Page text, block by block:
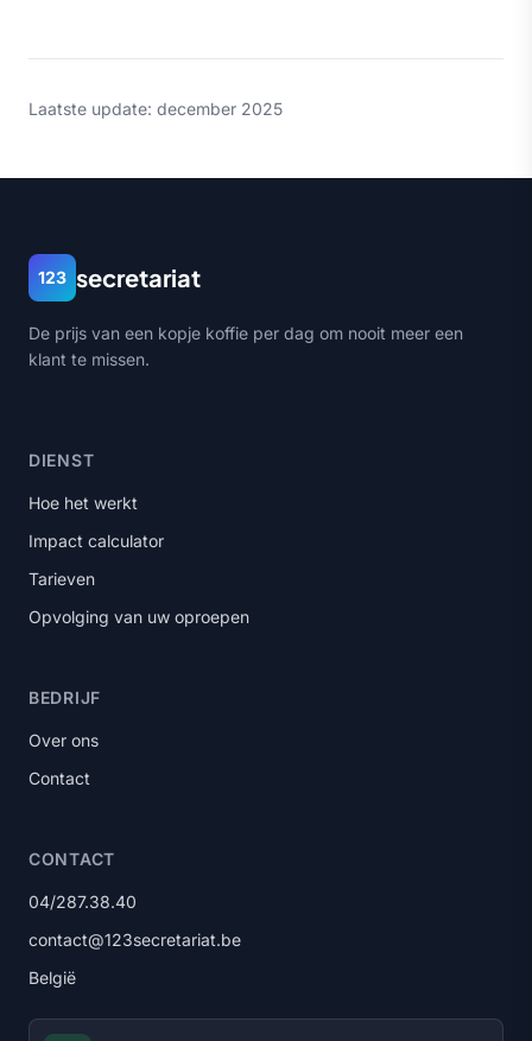
Laatste update: december 2025
123 secretariat
De prijs van een kopje koffie per dag om nooit meer een
klant te missen.
DIENST
Hoe het werkt
Impact calculator
Tarieven
Opvolging van uw oproepen
BEDRIJF
Over ons
Contact
CONTACT
04/287.38.40
contact@123secretariat.be
België